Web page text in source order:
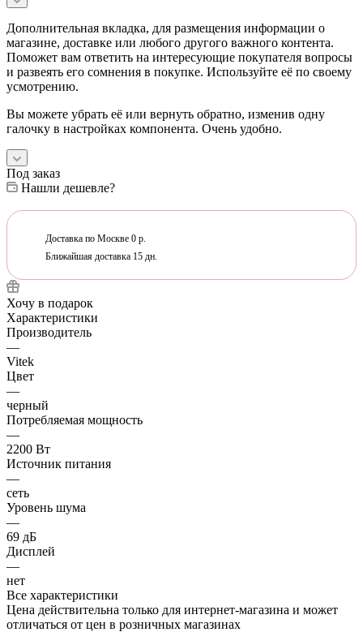
Дополнительная вкладка, для размещения информации о
магазине, доставке или любого другого важного контента.
Поможет вам ответить на интересующие покупателя вопросы
и развеять его сомнения в покупке. Используйте её по своему
усмотрению.
Вы можете убрать её или вернуть обратно, изменив одну
галочку в настройках компонента. Очень удобно.
Под заказ
Нашли дешевле?
Доставка по Москве 0 р.
Ближайшая доставка 15 дн.
Хочу в подарок
Характеристики
Производитель
—
Vitek
Цвет
—
черный
Потребляемая мощность
—
2200 Вт
Источник питания
—
сеть
Уровень шума
—
69 дБ
Дисплей
—
нет
Все характеристики
Цена действительна только для интернет-магазина и может
отличаться от цен в розничных магазинах